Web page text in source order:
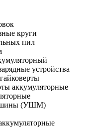
круги
пил
устройства
аккумуляторные
(УШМ)